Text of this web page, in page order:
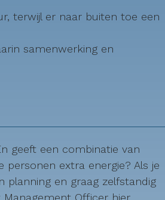
terwijl er naar buiten toe een
samenwerking en
geeft een combinatie van
extra energie? Als je
planning en graag zelfstandig
Officer hier